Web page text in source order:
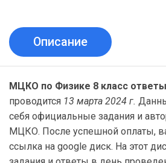
Описание
МЦКО по Физике 8 класс
проводится 13 марта 2024 г.
себя официальные задания и
МЦКО. После успешной оплаты,
ссылка на google диск. На этот